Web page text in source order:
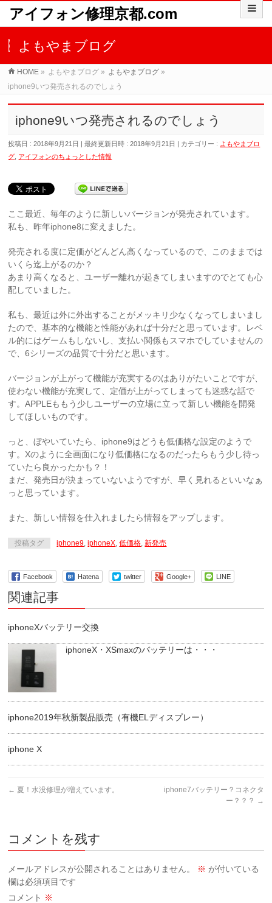
アイフォン修理京都.com
よもやまブログ
HOME » よもやまブログ » よもやまブログ »
iphone9いつ発売されるのでしょう
iphone9いつ発売されるのでしょう
投稿日 : 2018年9月21日 最終更新日時 : 2018年9月21日 カテゴリー : よもやまブロ
グ アイフォンのちょっとした情報
ここ最近、毎年のように新しいバージョンが発売されています。
私も、昨年iphone8に変えました。
発売される度に定価がどんどん高くなっているので、このままでは
いくら迄上がるのか？
あまり高くなると、ユーザー離れが起きてしまいますのでとても心
配していました。
私も、最近は外に外出することがメッキリ少なくなってしまいまし
たので、基本的な機能と性能があれば十分だと思っています。レベ
ル的にはゲームもしないし、支払い関係もスマホでしていませんの
で、6シリーズの品質で十分だと思います。
バージョンが上がって機能が充実するのはありがたいことですが、
使わない機能が充実して、定価が上がってしまっても迷惑な話で
す。APPLEももう少しユーザーの立場に立って新しい機能を開発
してほしいものです。
っと、ぼやいていたら、iphone9はどうも低価格な設定のようで
す。Xのように全画面になり低価格になるのだったらもう少し待っ
ていたら良かったかも？！
まだ、発売日が決まっていないようですが、早く見れるといいなぁ
っと思っています。
また、新しい情報を仕入れましたら情報をアップします。
投稿タグ iphone9,iphoneX,低価格,新発売
Facebook Hatena twitter Google+ LINE
関連記事
iphoneXバッテリー交換
iphoneX・XSmaxのバッテリーは・・・
iphone2019年秋新製品販売（有機ELディスプレー）
iphone X
← 夏！水没修理が増えています。
iphone7バッテリー？コネクタ
ー？？？ →
コメントを残す
メールアドレスが公開されることはありません。 ※ が付いている
欄は必須項目です
コメント ※